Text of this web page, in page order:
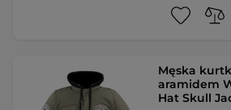
Męska
aramidem
Hat Skull